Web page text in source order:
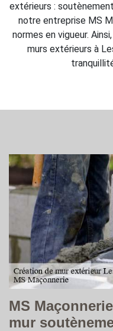
extérieurs :
notre entreprise MS
normes en vigueur.
murs extérieurs à
MS
mur